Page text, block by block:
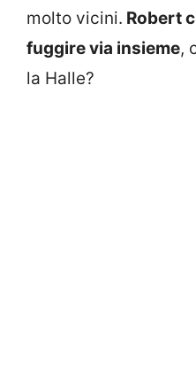
molto vicini. Robert
fuggire via insieme,
la Halle?